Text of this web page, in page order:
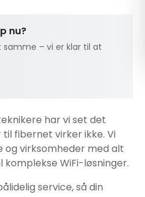
nu?
– vi er klar til at
har vi set det
til fibernet virker ikke. Vi
og virksomheder med alt
WiFi-løsninger.
service, så din